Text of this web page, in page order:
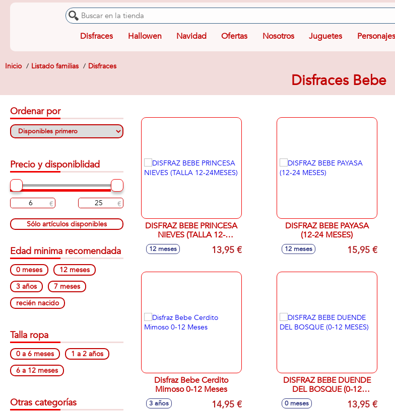
Disfraces Hallowen Navidad Ofertas Nosotros Juguetes Personajes
Inicio Listado familias Disfraces
Disfraces Bebe
DISFRAZ BEBE PRINCESA
NIEVES (TALLA 12-
24MESES)
12 meses 13,95 €
DISFRAZ BEBE PAYASA
(12-24 MESES)
12 meses 15,95 €
Disfraz Bebe Cerdito
Mimoso 0-12 Meses
3 años 14,95 €
DISFRAZ BEBE DUENDE
DEL BOSQUE (0-12
0 meses 13,95 €
Ordenar por
Precio y disponiblidad
Sólo artículos disponibles
Edad minima recomendada
0 meses
12 meses
3 años
7 meses
recién nacido
Talla ropa
0 a 6 meses
1 a 2 años
6 a 12 meses
Otras categorías